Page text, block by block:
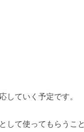
ていく予定です。
して使ってもらうこ